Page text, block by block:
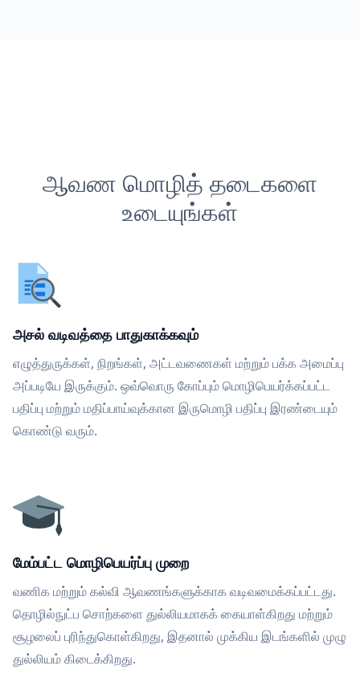
ஆவண மொழித் தடைகளை
உடையுங்கள்
அசல் வடிவத்தை பாதுகாக்கவும்
எழுத்துருக்கள், நிறங்கள், அட்டவணைகள் மற்றும் பக்க அமைப்பு
அப்படியே இருக்கும். ஒவ்வொரு கோப்பும் மொழிபெயர்க்கப்பட்ட
பதிப்பு மற்றும் மதிப்பாய்வுக்கான இருமொழி பதிப்பு இரண்டையும்
கொண்டு வரும்.
மேம்பட்ட மொழிபெயர்ப்பு முறை
வணிக மற்றும் கல்வி ஆவணங்களுக்காக வடிவமைக்கப்பட்டது.
தொழில்நுட்ப சொற்களை துல்லியமாகக் கையாள்கிறது மற்றும்
சூழலைப் புரிந்துகொள்கிறது, இதனால் முக்கிய இடங்களில் முழு
துல்லியம் கிடைக்கிறது.